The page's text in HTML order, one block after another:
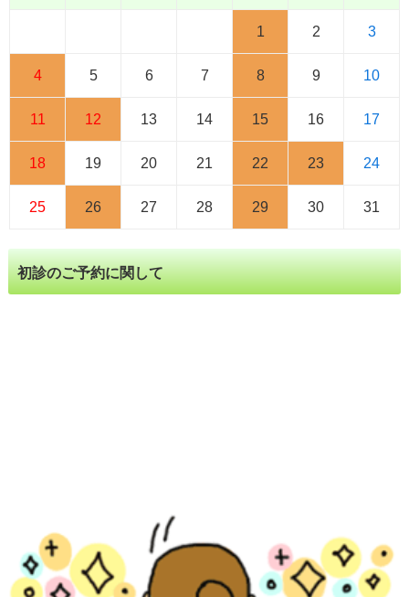
1 2 3
4 5 6 7 8 9 10
11 12 13 14 15 16 17
18 19 20 21 22 23 24
25 26 27 28 29 30 31
初診のご予約に関して